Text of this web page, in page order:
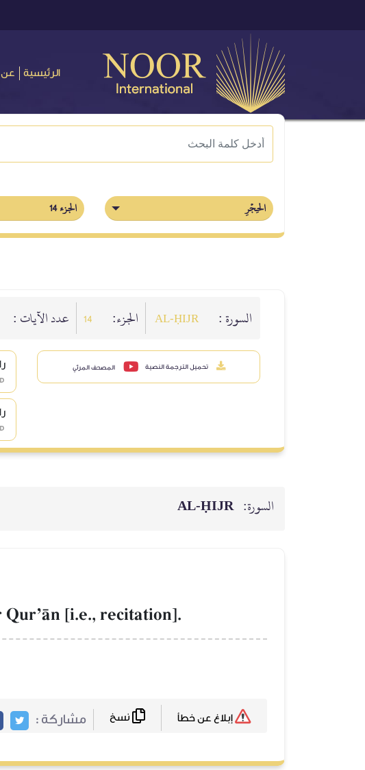
الرئيسية عن
الحِجۡرِ الجزء 14
السورة : AL‑ḤIJR الجزء: 14 عدد الآيات :
تحميل الترجمة النصية المصحف المرئي
السورة: AL‑ḤIJR
[i.e., recitation].
مشاركة :